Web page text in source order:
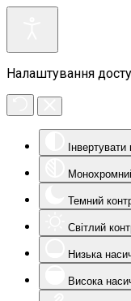
Налаштування
Темний
Світлий
Низька
Висока